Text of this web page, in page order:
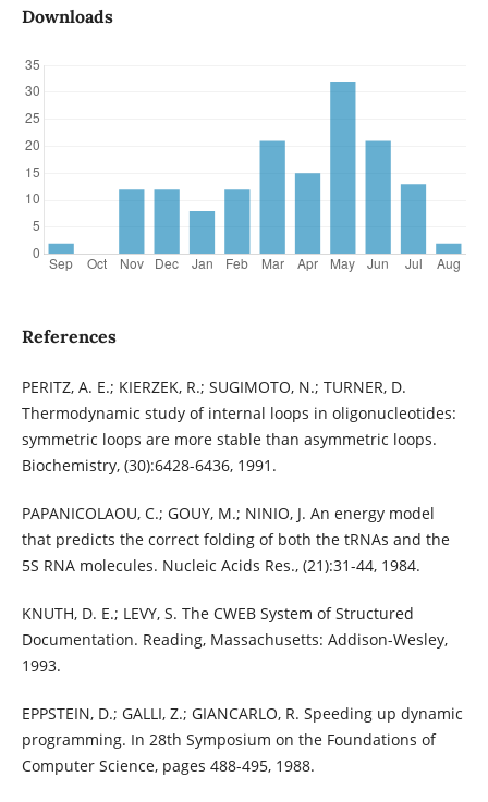
Downloads
References
PERITZ, A. E.; KIERZEK, R.; SUGIMOTO, N.; TURNER, D.
Thermodynamic study of internal loops in oligonucleotides:
symmetric loops are more stable than asymmetric loops.
Biochemistry, (30):6428-6436, 1991.
PAPANICOLAOU, C.; GOUY, M.; NINIO, J. An energy model
that predicts the correct folding of both the tRNAs and the
5S RNA molecules. Nucleic Acids Res., (21):31-44, 1984.
KNUTH, D. E.; LEVY, S. The CWEB System of Structured
Documentation. Reading, Massachusetts: Addison-Wesley,
1993.
EPPSTEIN, D.; GALLI, Z.; GIANCARLO, R. Speeding up dynamic
programming. In 28th Symposium on the Foundations of
Computer Science, pages 488-495, 1988.